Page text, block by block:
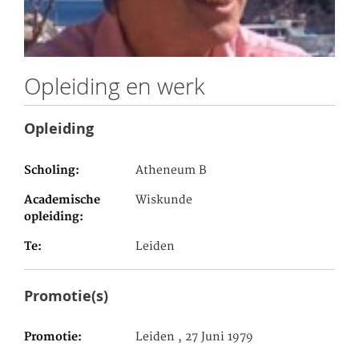
Opleiding en werk
Opleiding
Scholing Atheneum B
Academische
opleiding
Wiskunde
Te Leiden
Promotie(s)
Promotie Leiden , 27 Juni 1979